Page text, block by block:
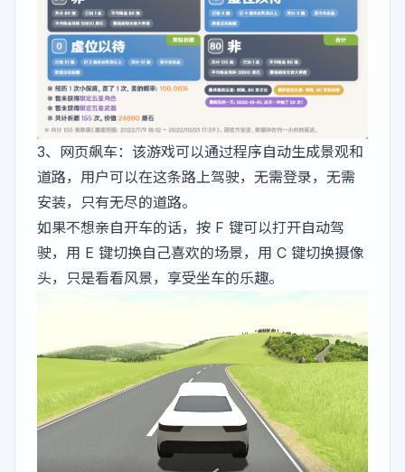
3、 网页飙车：该游戏可以通过程序自动生成景观和
道路，用户可以在这条路上驾驶，无需登录，无需
安装，只有无尽的道路。
如果不想亲自开车的话，按 F 键可以打开自动驾
驶，用 E 键切换自己喜欢的场景，用 C 键切换摄像
头，只是看看风景，享受坐车的乐趣。